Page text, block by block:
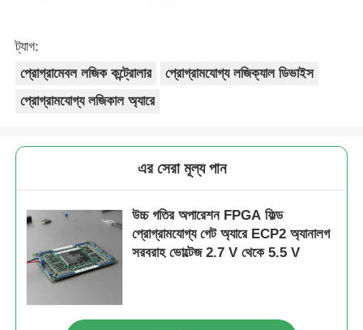
ট্যাগ:
প্রোগ্রামেবল লজিক কন্ট্রোলার
প্রোগ্রামযোগ্য লজিক্যাল ডিভাইস
প্রোগ্রামযোগ্য লজিকাল অ্যারে
এর সেরা মূল্য পান
উচ্চ গতির অপারেশন FPGA ফিল্ড
প্রোগ্রামযোগ্য গেট অ্যারে ECP2 অ্যানালগ
সরবরাহ ভোল্টেজ 2.7 V থেকে 5.5 V